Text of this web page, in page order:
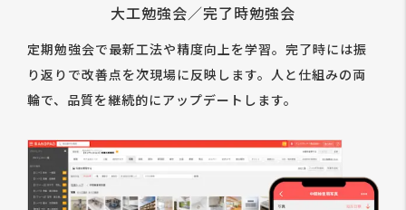
大工勉強会／完了時勉強会
定期勉強会で最新工法や精度向上を学習。完了時には振
り返りで改善点を次現場に反映します。人と仕組みの両
輪で、品質を継続的にアップデートします。